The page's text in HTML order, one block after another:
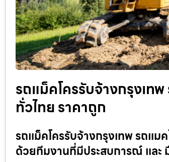
รถแม็คโครรับจ้างกรุงเท
ทั่วไทย ราคาถูก
รถแม็คโครรับจ้างกรุงเทพ รถแม
ด้วยทีมงานที่มีประสบการณ์ และ